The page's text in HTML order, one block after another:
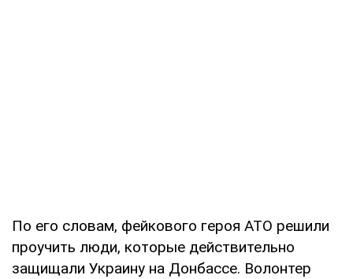
По его словам, фейкового героя АТО решили
проучить люди, которые действительно
защищали Украину на Донбассе. Волонтер